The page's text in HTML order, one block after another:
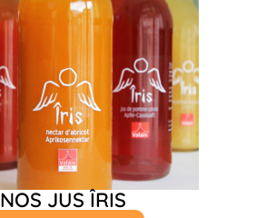
NOS JUS ÎRIS